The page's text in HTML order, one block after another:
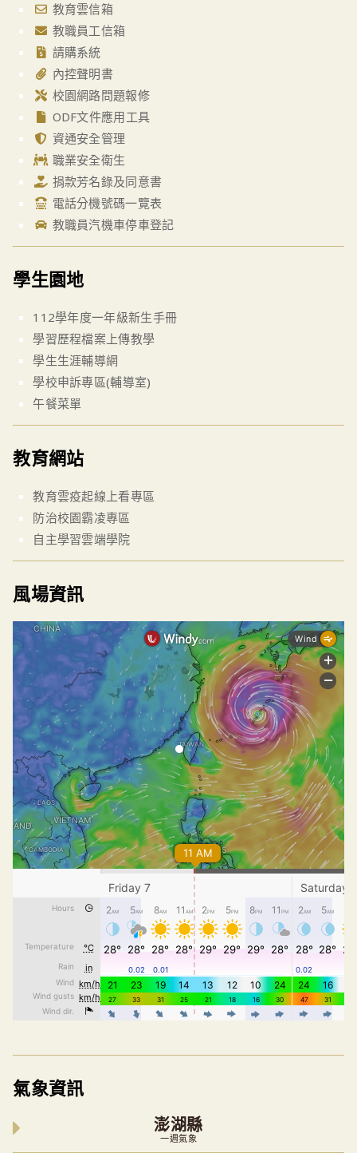
教育雲信箱
教職員工信箱
請購系統
內控聲明書
校園網路問題報修
ODF文件應用工具
資通安全管理
職業安全衛生
捐款芳名錄及同意書
電話分機號碼一覽表
教職員汽機車停車登記
學生園地
112學年度一年級新生手冊
學習歷程檔案上傳教學
學生生涯輔導網
學校申訴專區(輔導室)
午餐菜單
教育網站
教育雲疫起線上看專區
防治校園霸凌專區
自主學習雲端學院
風場資訊
氣象資訊
澎湖縣
一週氣象